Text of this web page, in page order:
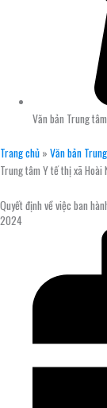
Văn bản Trung
Trang chủ » Văn bản
Trung tâm Y tế thị xã Hoài
Quyết định về việc ban
2024